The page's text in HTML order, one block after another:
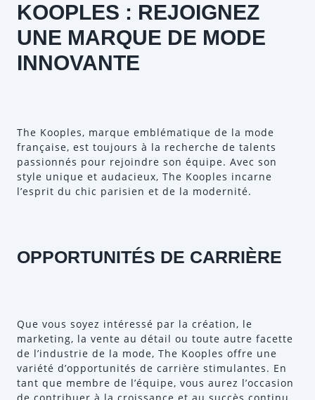
KOOPLES : REJOIGNEZ
UNE MARQUE DE MODE
INNOVANTE
The Kooples, marque emblématique de la mode
française, est toujours à la recherche de talents
passionnés pour rejoindre son équipe. Avec son
style unique et audacieux, The Kooples incarne
l’esprit du chic parisien et de la modernité.
OPPORTUNITÉS DE CARRIÈRE
Que vous soyez intéressé par la création, le
marketing, la vente au détail ou toute autre facette
de l’industrie de la mode, The Kooples offre une
variété d’opportunités de carrière stimulantes. En
tant que membre de l’équipe, vous aurez l’occasion